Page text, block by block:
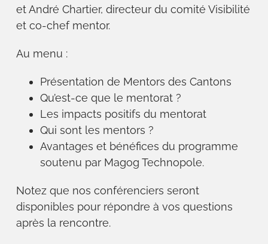
et André Chartier, directeur du comité Visibilité
et co-chef mentor.
Au menu :
Présentation de Mentors des Cantons
Qu’est-ce que le mentorat ?
Les impacts positifs du mentorat
Qui sont les mentors ?
Avantages et bénéfices du programme
soutenu par Magog Technopole.
Notez que nos conférenciers seront
disponibles pour répondre à vos questions
après la rencontre.